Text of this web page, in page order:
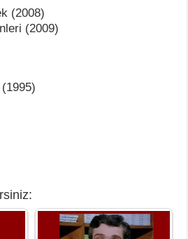
(2008)
(2009)